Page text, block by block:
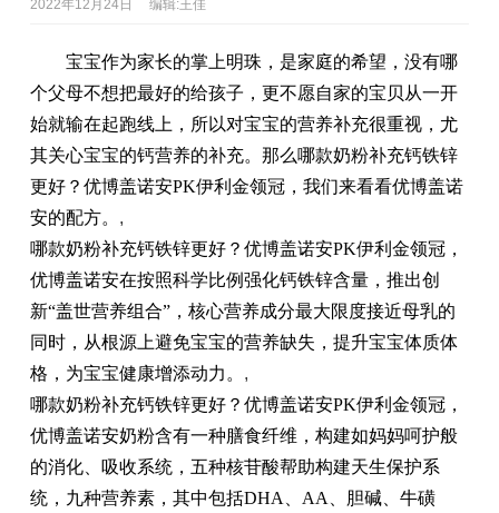
2022年12月24日 编辑:王佳
宝宝作为家长的掌上明珠，是家庭的希望，没有哪
个父母不想把最好的给孩子，更不愿自家的宝贝从一开
始就输在起跑线上，所以对宝宝的营养补充很重视，尤
其关心宝宝的钙营养的补充。那么哪款奶粉补充钙铁锌
更好？优博盖诺安PK伊利金领冠，我们来看看优博盖诺
安的配方。 ,
哪款奶粉补充钙铁锌更好？优博盖诺安PK伊利金领冠，
优博盖诺安在按照科学比例强化钙铁锌含量，推出创
新“盖世营养组合”，核心营养成分最大限度接近母乳的
同时，从根源上避免宝宝的营养缺失，提升宝宝体质体
格，为宝宝健康增添动力。 ,
哪款奶粉补充钙铁锌更好？优博盖诺安PK伊利金领冠，
优博盖诺安奶粉含有一种膳食纤维，构建如妈妈呵护般
的消化、吸收系统，五种核苷酸帮助构建天生保护系
统，九种营养素，其中包括DHA、AA、胆碱、牛磺